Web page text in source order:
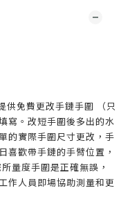
供免費更改手鏈手圍 （只
寫。改短手圍後多出的水
的實際手圍尺寸更改，手
喜歡帶手鏈的手臂位置，
量度手圍是正確無誤，
作人員即場協助測量和更